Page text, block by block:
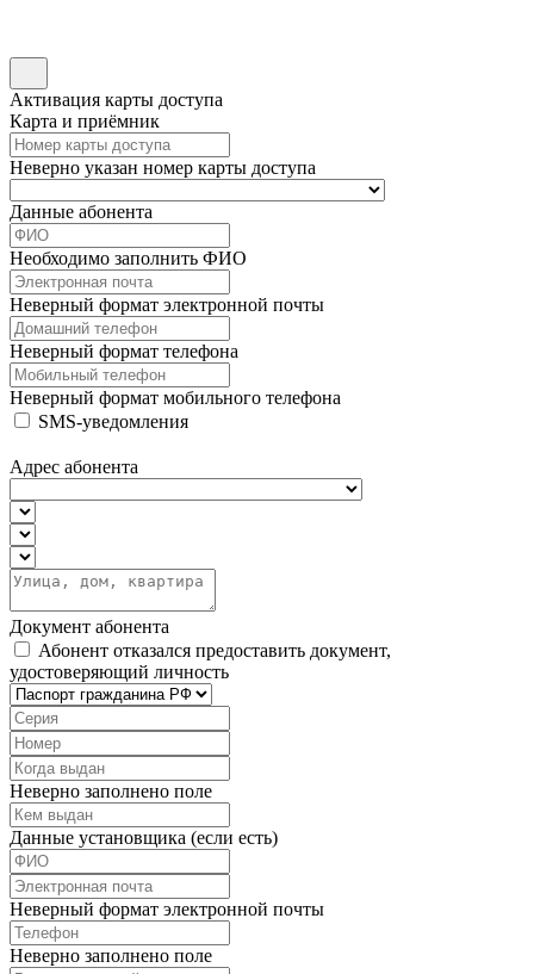
Активация карты доступа
Карта и приёмник
Неверно указан номер карты доступа
Данные абонента
Необходимо заполнить ФИО
Неверный формат электронной почты
Неверный формат телефона
Неверный формат мобильного телефона
SMS-уведомления
Адрес абонента
Документ абонента
Абонент отказался предоставить документ,
удостоверяющий личность
Неверно заполнено поле
Данные установщика (если есть)
Неверный формат электронной почты
Неверно заполнено поле